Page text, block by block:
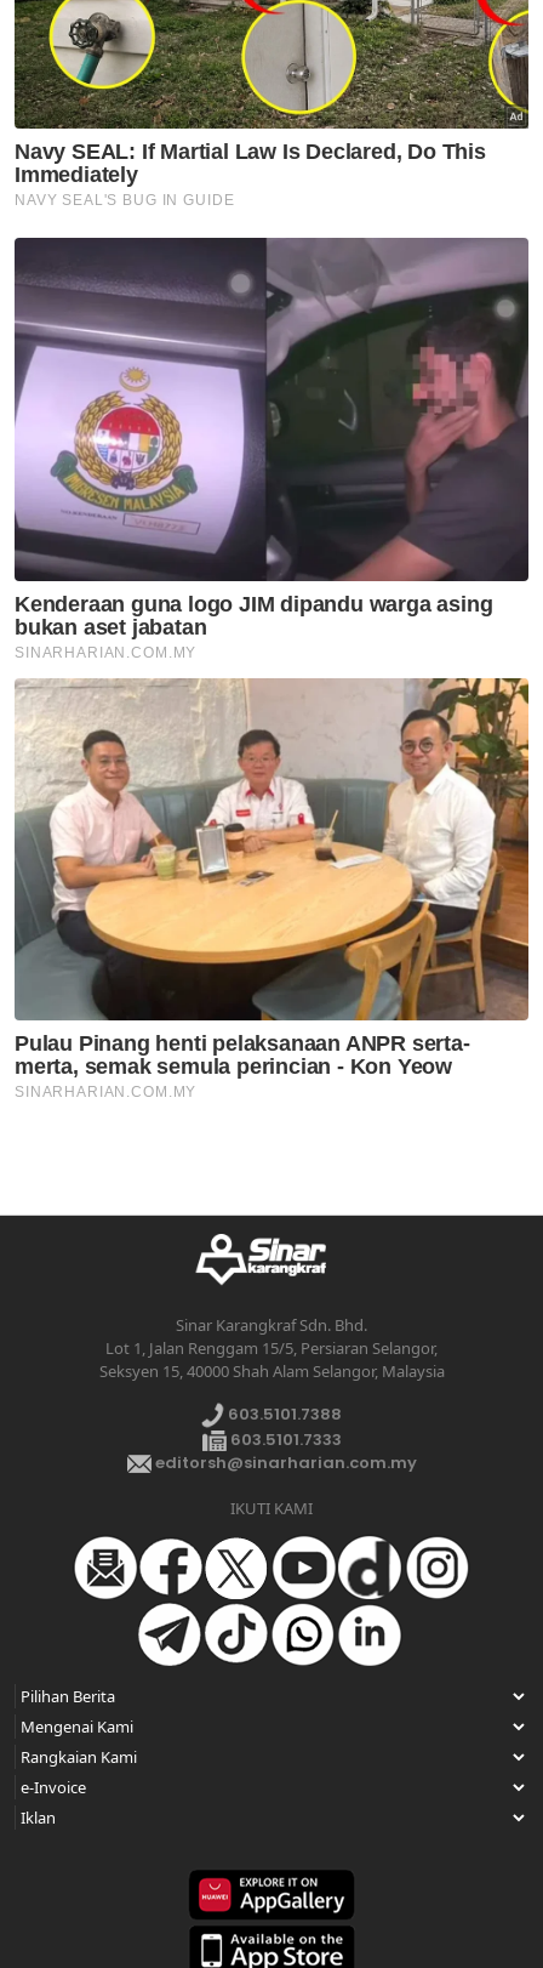
Sinar Karangkraf Sdn. Bhd.
Lot 1, Jalan Renggam 15/5, Persiaran Selangor,
Seksyen 15, 40000 Shah Alam Selangor, Malaysia
603.5101.7388
603.5101.7333
editorsh@sinarharian.com.my
IKUTI KAMI